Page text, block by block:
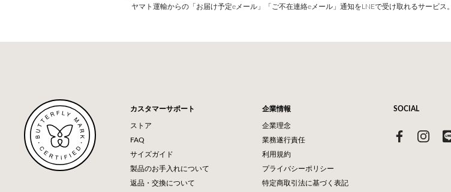
ヤマト運輸からの「お届け予定eメール」「ご不在連絡eメール」通知をLNEで受け取れるサービス。
カスタマーサポート
ストア
FAQ
サイズガイド
製品のお手入れについて
返品・交換について
企業情報
企業理念
業務遂行責任
利用規約
プライバシーポリシー
特定商取引法に基づく表記
SOCIAL